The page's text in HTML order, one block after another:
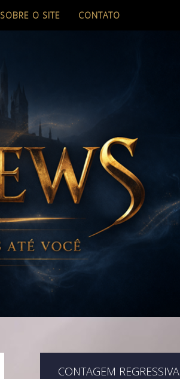
SOBRE O SITE CONTATO
CONTAGEM REGRESSIVA